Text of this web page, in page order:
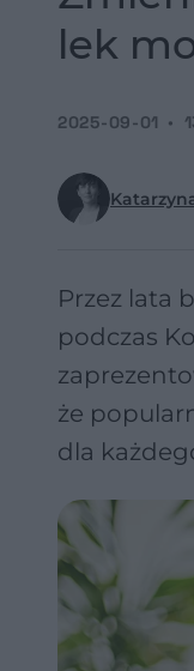
lek
2025-09-01
Przez lata
podczas
że
dla